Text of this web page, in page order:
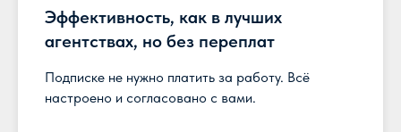
Эффективность, как в лучших
агентствах, но без переплат
Подписке не нужно платить за работу. Всё
настроено и согласовано с вами.